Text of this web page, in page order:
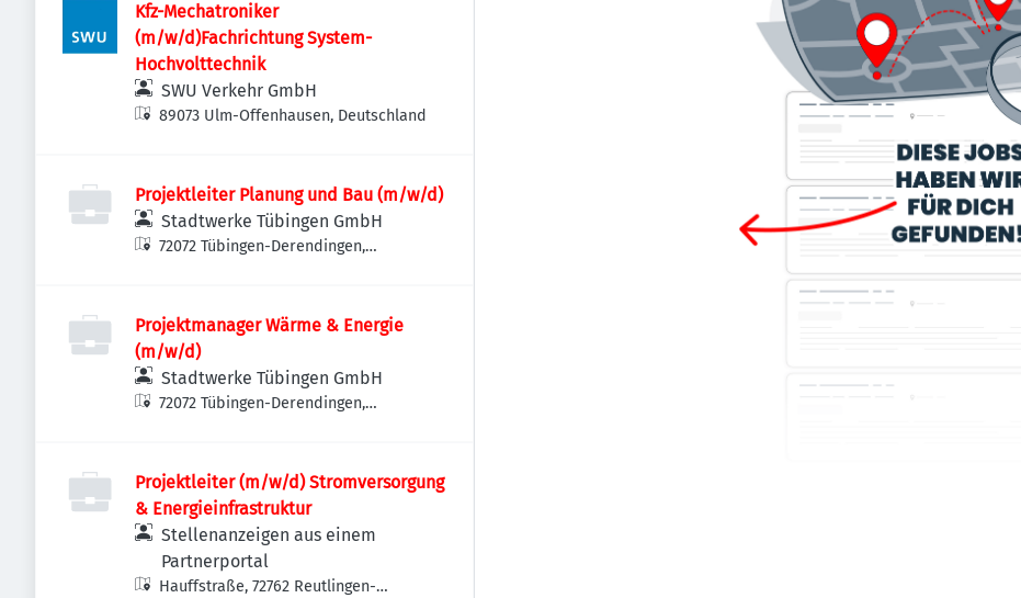
Kfz-Mechatroniker
(m/w/d)Fachrichtung System-
Hochvolttechnik
SWU Verkehr GmbH
89073 Ulm-Offenhausen, Deutschland
Projektleiter Planung und Bau (m/w/d)
Stadtwerke Tübingen GmbH
72072 Tübingen-Derendingen,
Projektmanager Wärme & Energie
(m/w/d)
Stadtwerke Tübingen GmbH
72072 Tübingen-Derendingen,
Projektleiter (m/w/d) Stromversorgung
& Energieinfrastruktur
Stellenanzeigen aus einem
Partnerportal
Hauffstraße, 72762 Reutlingen-